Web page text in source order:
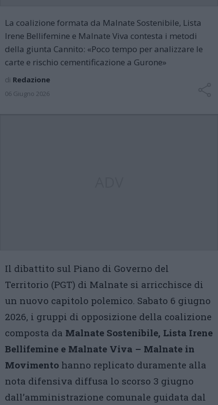
La coalizione formata da Malnate Sostenibile, Lista
Irene Bellifemine e Malnate Viva contesta i metodi
della giunta Cannito: «Poco tempo per analizzare le
carte e rischio cementificazione a Gurone»
di Redazione
06 Giugno 2026
Il dibattito sul Piano di Governo del
Territorio (PGT) di Malnate si arricchisce di
un nuovo capitolo polemico. Sabato 6 giugno
2026, i gruppi di opposizione della coalizione
composta da Malnate Sostenibile, Lista Irene
Bellifemine e Malnate Viva – Malnate in
Movimento hanno replicato duramente alla
nota difensiva diffusa lo scorso 3 giugno
dall’amministrazione comunale guidata dal